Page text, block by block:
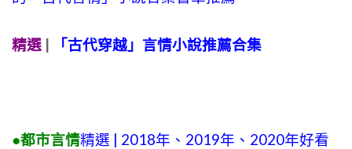
精選 「古代穿越」言情小說推薦合集
●都市言情精選 | 2018年、2019年、2020年好看